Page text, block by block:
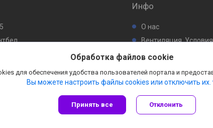
Инфо
О нас
Вентиляция.
Сайт создан на платформе Deal.by
Политика обработки файлов cookies
Обработка файлов cookie
для обеспечения удобства пользователей портала и
Вы можете настроить файлы cookies или отключить их.
Принять все Отклонить